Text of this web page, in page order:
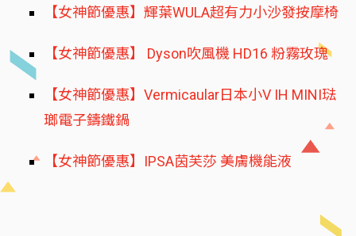
【女神節優惠】輝葉WULA超有力小沙發按摩椅
【女神節優惠】 Dyson吹風機 HD16 粉霧玫瑰
【女神節優惠】Vermicaular日本小V IH MINI琺
瑯電子鑄鐵鍋
【女神節優惠】IPSA茵芙莎 美膚機能液